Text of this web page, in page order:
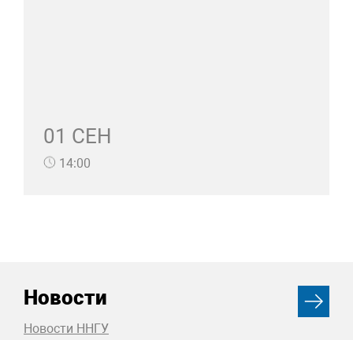
01 СЕН
14:00
Новости
Новости ННГУ